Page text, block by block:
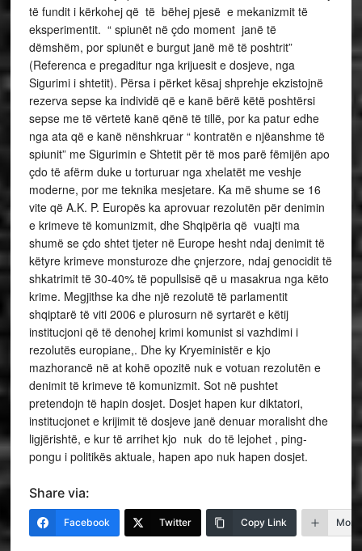
të fundit i kërkohej që të bëhej pjesë e mekanizmit të
eksperimentit. “ spiunët në çdo moment janë të
dëmshëm, por spiunët e burgut janë më të poshtrit”
(Referenca e pregaditur nga krijuesit e dosjeve, nga
Sigurimi i shtetit). Përsa i përket kësaj shprehje ekzistojnë
rezerva sepse ka individë që e kanë bërë këtë poshtërsi
sepse me të vërtetë kanë qënë të tillë, por ka patur edhe
nga ata që e kanë nënshkruar “ kontratën e njëanshme të
spiunit” me Sigurimin e Shtetit për të mos parë fëmijën apo
çdo të afërm duke u torturuar nga xhelatët me veshje
moderne, por me teknika mesjetare. Ka më shume se 16
vite që A.K. P. Europës ka aprovuar rezolutën për denimin
e krimeve të komunizmit, dhe Shqipëria që vuajti ma
shumë se çdo shtet tjeter në Europe hesht ndaj denimit të
këtyre krimeve monsturoze dhe çnjerzore, ndaj genocidit të
shkatrimit të 30-40% të popullsisë që u masakrua nga këto
krime. Megjithse ka dhe një rezolutë të parlamentit
shqiptarë të viti 2006 e plurosurn në syrtarët e këtij
institucjoni që të denohej krimi komunist si vazhdimi i
rezolutës europiane,. Dhe ky Kryeministër e kjo
mazhorancë në at kohë opozitë nuk e votuan rezolutën e
denimit të krimeve të komunizmit. Sot në pushtet
pretendojn të hapin dosjet. Dosjet hapen kur diktatori,
institucjonet e krijimit të dosjeve janë denuar moralisht dhe
ligjërishtë, e kur të arrihet kjo nuk do të lejohet , ping-
pongu i politikës aktuale, hapen apo nuk hapen dosjet.
Share via:
Facebook Twitter Copy Link More